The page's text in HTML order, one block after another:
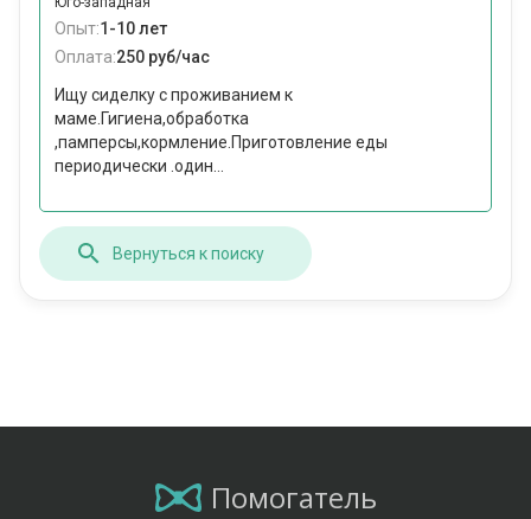
Опыт:1-10 лет
Оплата:250 руб/час
Ищу сиделку с проживанием к
маме.Гигиена,обработка
,памперсы,кормление.Приготовление еды
периодически .один...
Вернуться к поиску
Помогатель